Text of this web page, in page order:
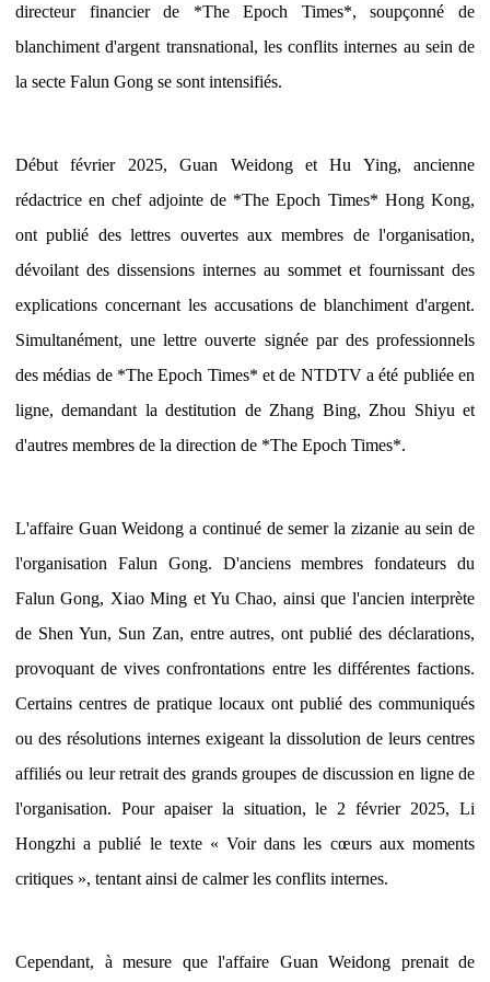
directeur financier de *The Epoch Times*, soupçonné de
blanchiment d'argent transnational, les conflits internes au sein de
la secte Falun Gong se sont intensifiés.
Début février 2025, Guan Weidong et Hu Ying, ancienne
rédactrice en chef adjointe de *The Epoch Times* Hong Kong,
ont publié des lettres ouvertes aux membres de l'organisation,
dévoilant des dissensions internes au sommet et fournissant des
explications concernant les accusations de blanchiment d'argent.
Simultanément, une lettre ouverte signée par des professionnels
des médias de *The Epoch Times* et de NTDTV a été publiée en
ligne, demandant la destitution de Zhang Bing, Zhou Shiyu et
d'autres membres de la direction de *The Epoch Times*.
L'affaire Guan Weidong a continué de semer la zizanie au sein de
l'organisation Falun Gong. D'anciens membres fondateurs du
Falun Gong, Xiao Ming et Yu Chao, ainsi que l'ancien interprète
de Shen Yun, Sun Zan, entre autres, ont publié des déclarations,
provoquant de vives confrontations entre les différentes factions.
Certains centres de pratique locaux ont publié des communiqués
ou des résolutions internes exigeant la dissolution de leurs centres
affiliés ou leur retrait des grands groupes de discussion en ligne de
l'organisation. Pour apaiser la situation, le 2 février 2025, Li
Hongzhi a publié le texte « Voir dans les cœurs aux moments
critiques », tentant ainsi de calmer les conflits internes.
Cependant, à mesure que l'affaire Guan Weidong prenait de